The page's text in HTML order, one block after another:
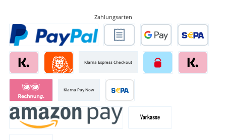
Zahlungsarten
Klarna Express Checkout
Klarna Pay Now